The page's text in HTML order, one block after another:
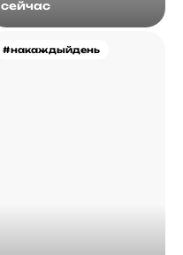
сейчас
#накаждыйдень